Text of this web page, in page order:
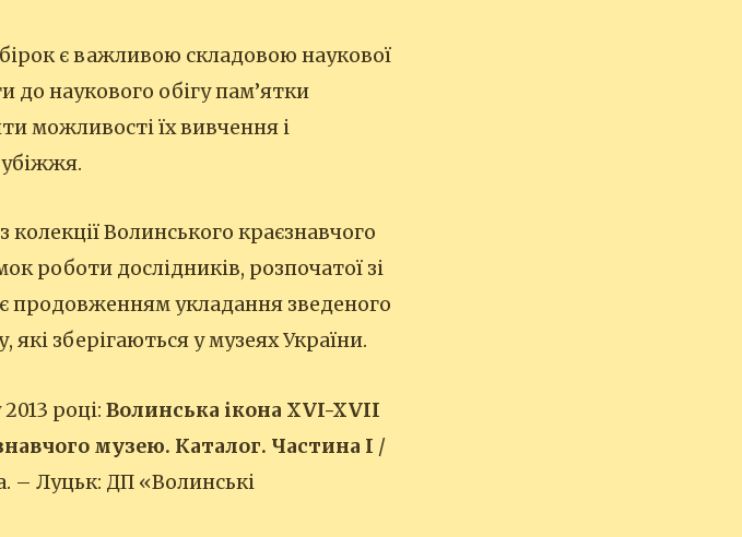
є важливою складовою наукової
до наукового обігу пам’ятки
можливості їх вивчення і
Волинського краєзнавчого
роботи дослідників, розпочатої зі
продовженням укладання зведеного
які зберігаються у музеях України.
році: Волинська ікона XVI-XVIІ
музею. Каталог. Частина І /
– Луцьк: ДП «Волинські